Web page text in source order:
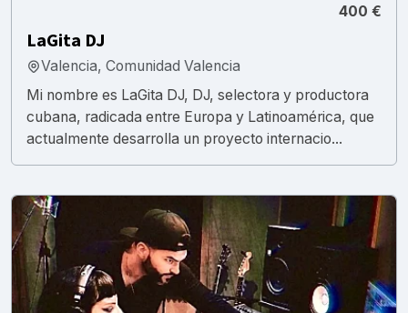
400 €
LaGita DJ
Valencia, Comunidad Valencia
Mi nombre es LaGita DJ, DJ, selectora y productora
cubana, radicada entre Europa y Latinoamérica, que
actualmente desarrolla un proyecto internacio...